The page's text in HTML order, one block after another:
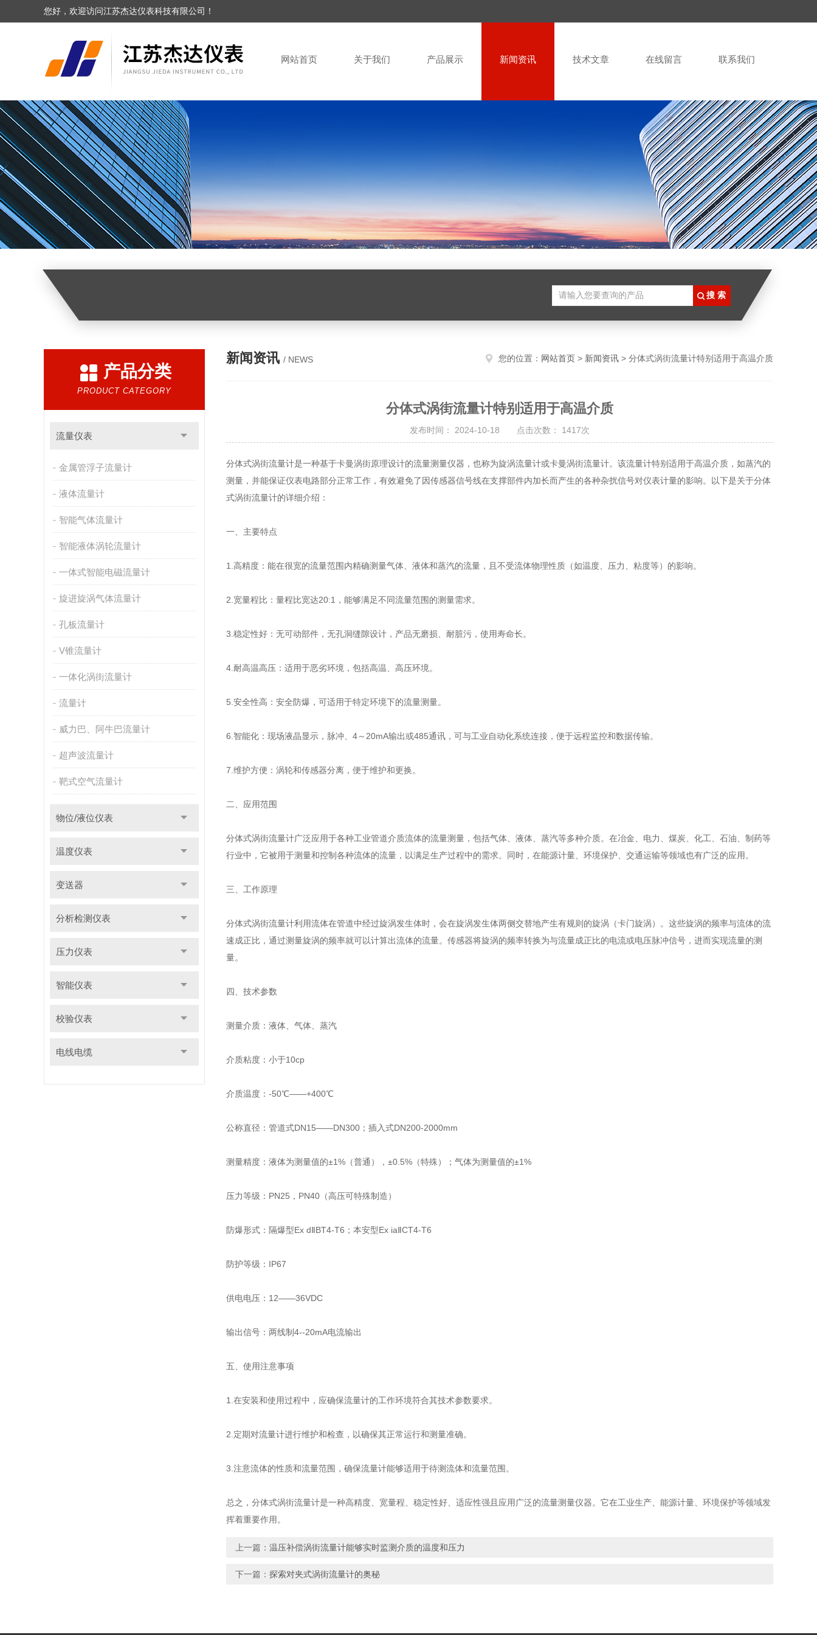
您好，欢迎访问江苏杰达仪表科技有限公司！
网站首页 关于我们 产品展示 新闻资讯 技术文章 在线留言 联系我们
产品分类
PRODUCT CATEGORY
流量仪表
金属管浮子流量计
液体流量计
智能气体流量计
智能液体涡轮流量计
一体式智能电磁流量计
旋进旋涡气体流量计
孔板流量计
V锥流量计
一体化涡街流量计
流量计
威力巴、阿牛巴流量计
超声波流量计
靶式空气流量计
物位/液位仪表
温度仪表
变送器
分析检测仪表
压力仪表
智能仪表
校验仪表
电线电缆
新闻资讯 / NEWS 您的位置： 网站首页 > 新闻资讯 > 分体式涡街流量计特别适用于高温介质
分体式涡街流量计特别适用于高温介质
发布时间： 2024-10-18 点击次数： 1417次
分体式涡街流量计是一种基于卡曼涡街原理设计的流量测量仪器，也称为旋涡流量计或卡曼涡街流量计。该流量计特别适用于高温介质，如蒸汽的
测量，并能保证仪表电路部分正常工作，有效避免了因传感器信号线在支撑部件内加长而产生的各种杂扰信号对仪表计量的影响。以下是关于分体
式涡街流量计的详细介绍：
一、主要特点
1.高精度：能在很宽的流量范围内精确测量气体、液体和蒸汽的流量，且不受流体物理性质（如温度、压力、粘度等）的影响。
2.宽量程比：量程比宽达20:1，能够满足不同流量范围的测量需求。
3.稳定性好：无可动部件，无孔洞缝隙设计，产品无磨损、耐脏污，使用寿命长。
4.耐高温高压：适用于恶劣环境，包括高温、高压环境。
5.安全性高：安全防爆，可适用于特定环境下的流量测量。
6.智能化：现场液晶显示，脉冲、4～20mA输出或485通讯，可与工业自动化系统连接，便于远程监控和数据传输。
7.维护方便：涡轮和传感器分离，便于维护和更换。
二、应用范围
分体式涡街流量计广泛应用于各种工业管道介质流体的流量测量，包括气体、液体、蒸汽等多种介质。在冶金、电力、煤炭、化工、石油、制药等
行业中，它被用于测量和控制各种流体的流量，以满足生产过程中的需求。同时，在能源计量、环境保护、交通运输等领域也有广泛的应用。
三、工作原理
分体式涡街流量计利用流体在管道中经过旋涡发生体时，会在旋涡发生体两侧交替地产生有规则的旋涡（卡门旋涡）。这些旋涡的频率与流体的流
速成正比，通过测量旋涡的频率就可以计算出流体的流量。传感器将旋涡的频率转换为与流量成正比的电流或电压脉冲信号，进而实现流量的测
量。
四、技术参数
测量介质：液体、气体、蒸汽
介质粘度：小于10cp
介质温度：-50℃——+400℃
公称直径：管道式DN15——DN300；插入式DN200-2000mm
测量精度：液体为测量值的±1%（普通），±0.5%（特殊）；气体为测量值的±1%
压力等级：PN25，PN40（高压可特殊制造）
防爆形式：隔爆型Ex dⅡBT4-T6；本安型Ex iaⅡCT4-T6
防护等级：IP67
供电电压：12——36VDC
输出信号：两线制4--20mA电流输出
五、使用注意事项
1.在安装和使用过程中，应确保流量计的工作环境符合其技术参数要求。
2.定期对流量计进行维护和检查，以确保其正常运行和测量准确。
3.注意流体的性质和流量范围，确保流量计能够适用于待测流体和流量范围。
总之，分体式涡街流量计是一种高精度、宽量程、稳定性好、适应性强且应用广泛的流量测量仪器。它在工业生产、能源计量、环境保护等领域发
挥着重要作用。
上一篇： 温压补偿涡街流量计能够实时监测介质的温度和压力
下一篇： 探索对夹式涡街流量计的奥秘